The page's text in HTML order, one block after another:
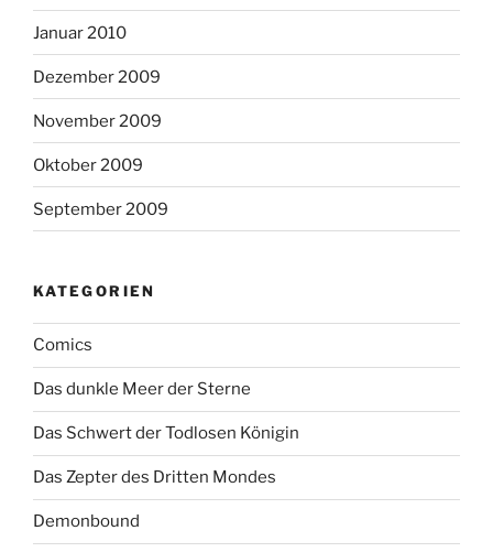
Januar 2010
Dezember 2009
November 2009
Oktober 2009
September 2009
KATEGORIEN
Comics
Das dunkle Meer der Sterne
Das Schwert der Todlosen Königin
Das Zepter des Dritten Mondes
Demonbound